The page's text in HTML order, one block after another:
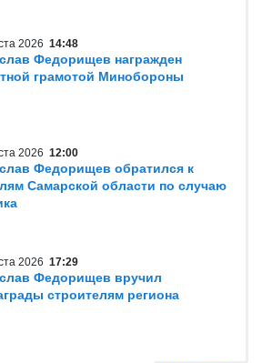
2026 14:48
Федорищев награжден
грамотой Минобороны
2026 12:00
Федорищев обратился к
Самарской области по случаю
2026 17:29
Федорищев вручил
строителям региона